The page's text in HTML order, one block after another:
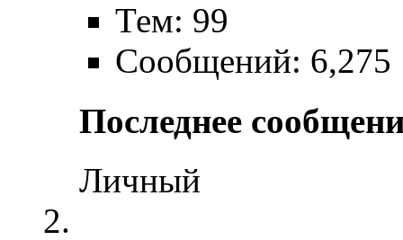
Тем: 99
Сообщений: 6,275
Последнее
Личный